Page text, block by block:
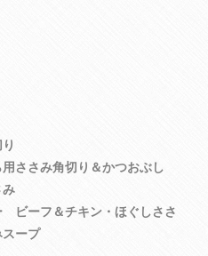
ささみ角切り＆かつおぶし
ーフ＆チキン・ほぐしささ
ープ